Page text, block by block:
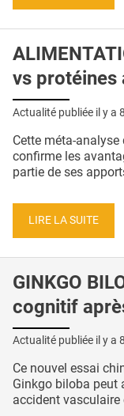
CRÉDITS
vs protéines
Actualité publiée il y a
Cette méta-
confirme les
partie de ses
LIRE LA SUITE
GINKGO
cognitif
Actualité publiée il y a
Ce nouvel essai
Ginkgo biloba peut
accident vasculaire